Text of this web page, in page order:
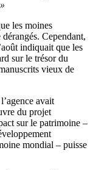
les moines
Cependant,
indiquait que les
sur le trésor du
vieux de
avait
du projet
sur le patrimoine –
mondial – puisse